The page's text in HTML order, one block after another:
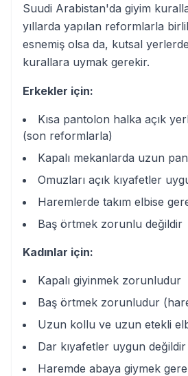
Suudi Arabistan'da giyim
yıllarda yapılan reformlarla
esnemiş olsa da, kutsal
kurallara uymak gerekir.
Erkekler için:
Kısa pantolon halka açık
(son reformlarla)
Kapalı mekanlarda uzun
Omuzları açık kıyafetler
Haremlerde takım elbise
Baş örtmek zorunlu değildir
Kadınlar için:
Kapalı giyinmek zorunludur
Baş örtmek zorunludur
Uzun kollu ve uzun etekli
Dar kıyafetler uygun değildir
Haremde abaya giymek